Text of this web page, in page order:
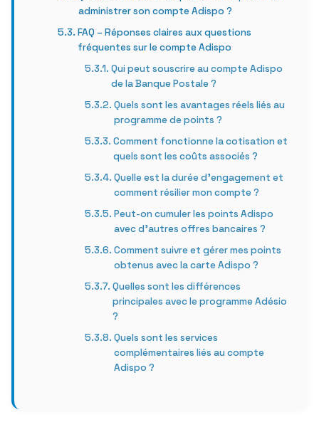
administrer son compte Adispo ?
FAQ – Réponses claires aux questions
fréquentes sur le compte Adispo
Qui peut souscrire au compte Adispo
de la Banque Postale ?
Quels sont les avantages réels liés au
programme de points ?
Comment fonctionne la cotisation et
quels sont les coûts associés ?
Quelle est la durée d’engagement et
comment résilier mon compte ?
Peut-on cumuler les points Adispo
avec d’autres offres bancaires ?
Comment suivre et gérer mes points
obtenus avec la carte Adispo ?
Quelles sont les différences
principales avec le programme Adésio
?
Quels sont les services
complémentaires liés au compte
Adispo ?